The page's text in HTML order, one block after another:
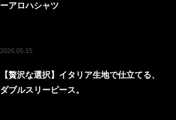
ーアロハシャツ
2026.05.15
【贅沢な選択】イタリア生地で仕立てる、
ダブルスリーピース。